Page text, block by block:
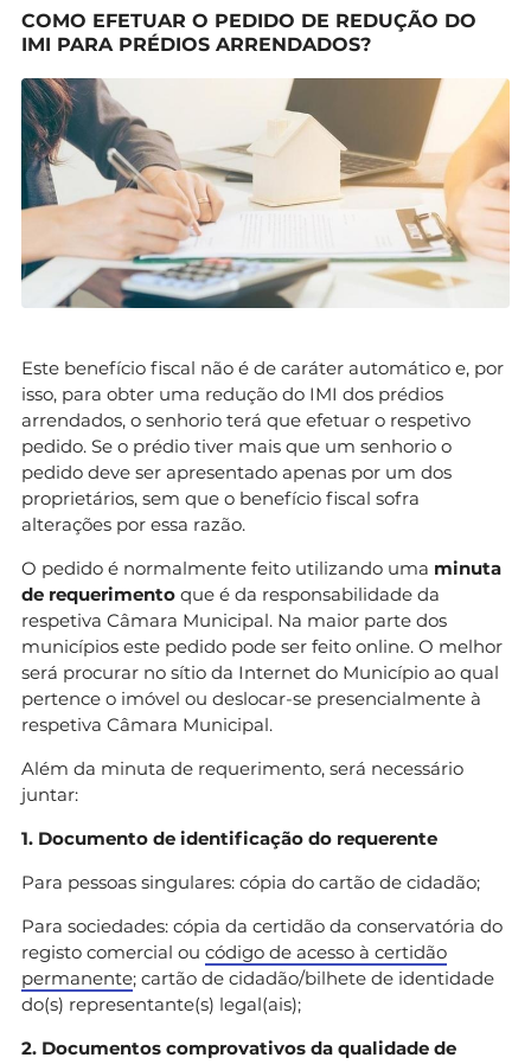
COMO EFETUAR O PEDIDO DE REDUÇÃO DO
IMI PARA PRÉDIOS ARRENDADOS?
Este benefício fiscal não é de caráter automático e, por
isso, para obter uma redução do IMI dos prédios
arrendados, o senhorio terá que efetuar o respetivo
pedido. Se o prédio tiver mais que um senhorio o
pedido deve ser apresentado apenas por um dos
proprietários, sem que o benefício fiscal sofra
alterações por essa razão.
O pedido é normalmente feito utilizando uma minuta
de requerimento que é da responsabilidade da
respetiva Câmara Municipal. Na maior parte dos
municípios este pedido pode ser feito online. O melhor
será procurar no sítio da Internet do Município ao qual
pertence o imóvel ou deslocar-se presencialmente à
respetiva Câmara Municipal.
Além da minuta de requerimento, será necessário
juntar:
1. Documento de identificação do requerente
Para pessoas singulares: cópia do cartão de cidadão;
Para sociedades: cópia da certidão da conservatória do
registo comercial ou código de acesso à certidão
permanente; cartão de cidadão/bilhete de identidade
do(s) representante(s) legal(ais);
2. Documentos comprovativos da qualidade de